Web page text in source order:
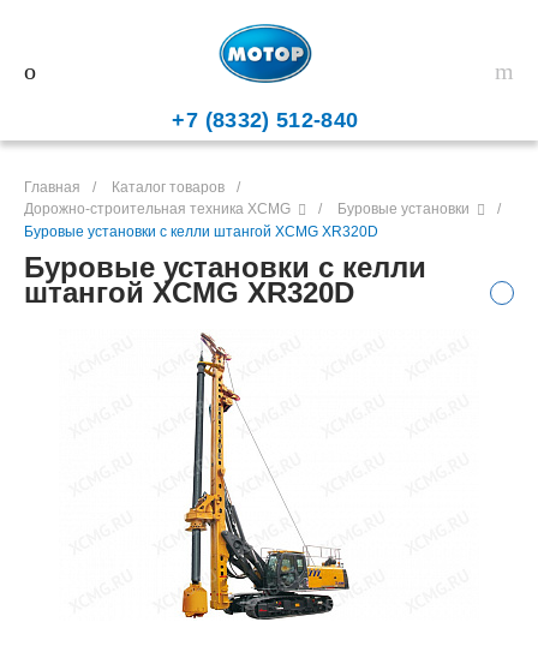
+7 (8332) 512-840
Главная / Каталог товаров
/
Дорожно-строительная техника XCMG
/ Буровые установки
/
Буровые установки с келли штангой XCMG XR320D
Буровые установки с келли
штангой XCMG XR320D